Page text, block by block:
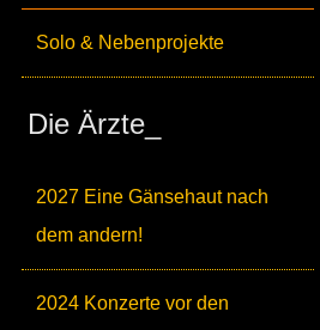
Solo & Nebenprojekte
Die Ärzte_
2027 Eine Gänsehaut nach
dem andern!
2024 Konzerte vor den